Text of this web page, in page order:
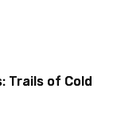
Trails of Cold